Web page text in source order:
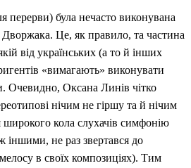
перерви) була нечасто виконувана
Це, як правило, та частина
від українських (а то й інших
«вимагають» виконувати
Очевидно, Оксана Линів чітко
нічим не гіршу та й нічим
кола слухачів симфонію
іншими, не раз звертався до
в своїх композиціях). Тим